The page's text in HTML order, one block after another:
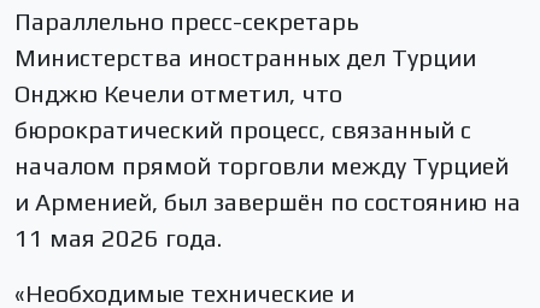
Параллельно пресс-секретарь
Министерства иностранных дел Турции
Онджю Кечели отметил, что
бюрократический процесс, связанный с
началом прямой торговли между Турцией
и Арменией, был завершён по состоянию на
11 мая 2026 года.
«Необходимые технические и